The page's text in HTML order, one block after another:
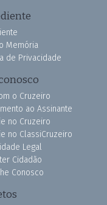
Memória
de Privacidade
o Cruzeiro
ao Assinante
no Cruzeiro
no ClassiCruzeiro
Legal
Cidadão
Conosco